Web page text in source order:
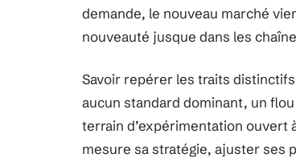
demande, le nouveau marché
nouveauté jusque dans les
Savoir repérer les traits
aucun standard dominant, un
terrain d’expérimentation ouvert à
mesure sa stratégie, ajuster ses